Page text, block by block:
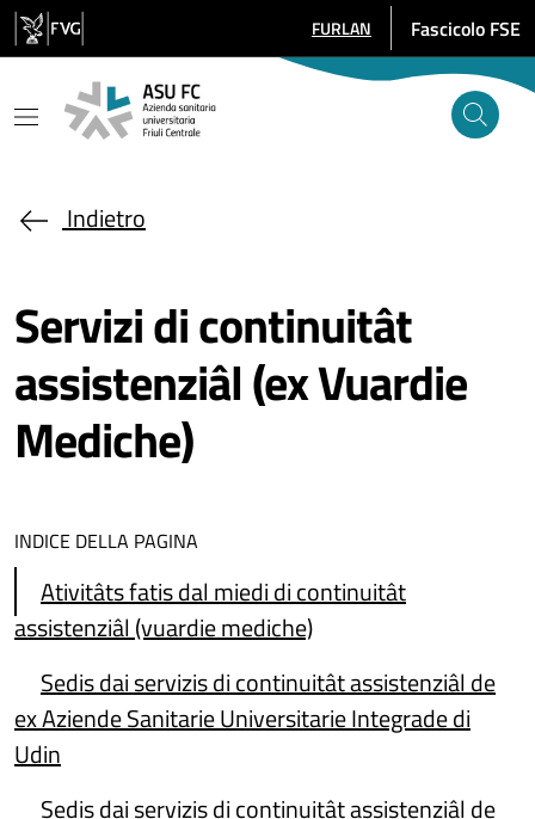
Salta al contenuto principale
SELEZIONE LINGUA: LINGUA
FURLAN Fascicolo FSE
Indietro
Servizi di continuitât
assistenziâl (ex Vuardie
Mediche)
INDICE DELLA PAGINA
Ativitâts fatis dal miedi di continuitât
assistenziâl (vuardie mediche)
Sedis dai servizis di continuitât assistenziâl de
ex Aziende Sanitarie Universitarie Integrade di
Udin
Sedis dai servizis di continuitât assistenziâl de